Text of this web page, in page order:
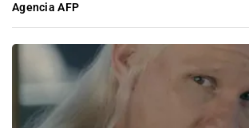
Agencia AFP